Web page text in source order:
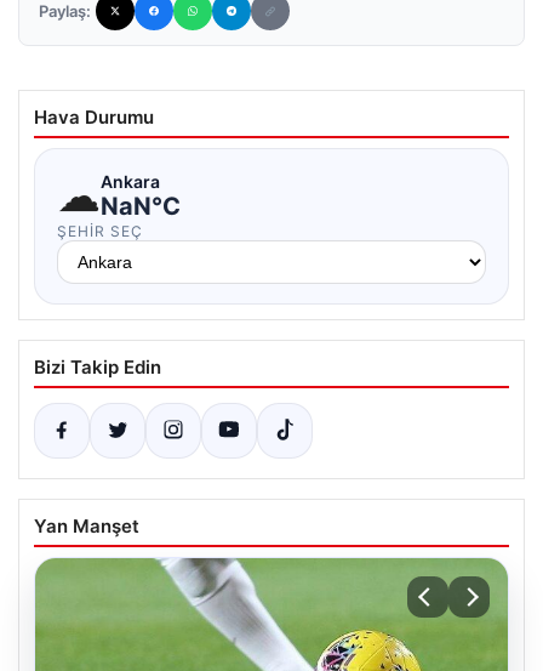
Paylaş:
Hava Durumu
☁Ankara
NaN°C
ŞEHIR SEÇ
Bizi Takip Edin
Yan Manşet